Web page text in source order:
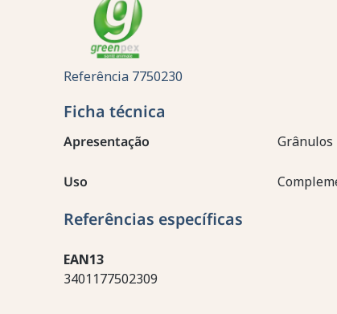
Referência 7750230
Ficha técnica
Apresentação Grânulos
Uso
Referências específicas
EAN13
3401177502309